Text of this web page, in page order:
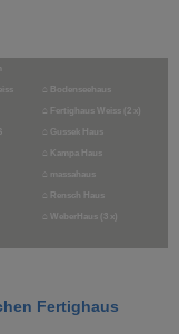
⌂ Bodenseehaus
⌂ Fertighaus Weiss (2 x)
⌂ Gussek Haus
⌂ Kampa Haus
⌂ massahaus
⌂ Rensch Haus
⌂ WeberHaus (3 x)
Fertighaus